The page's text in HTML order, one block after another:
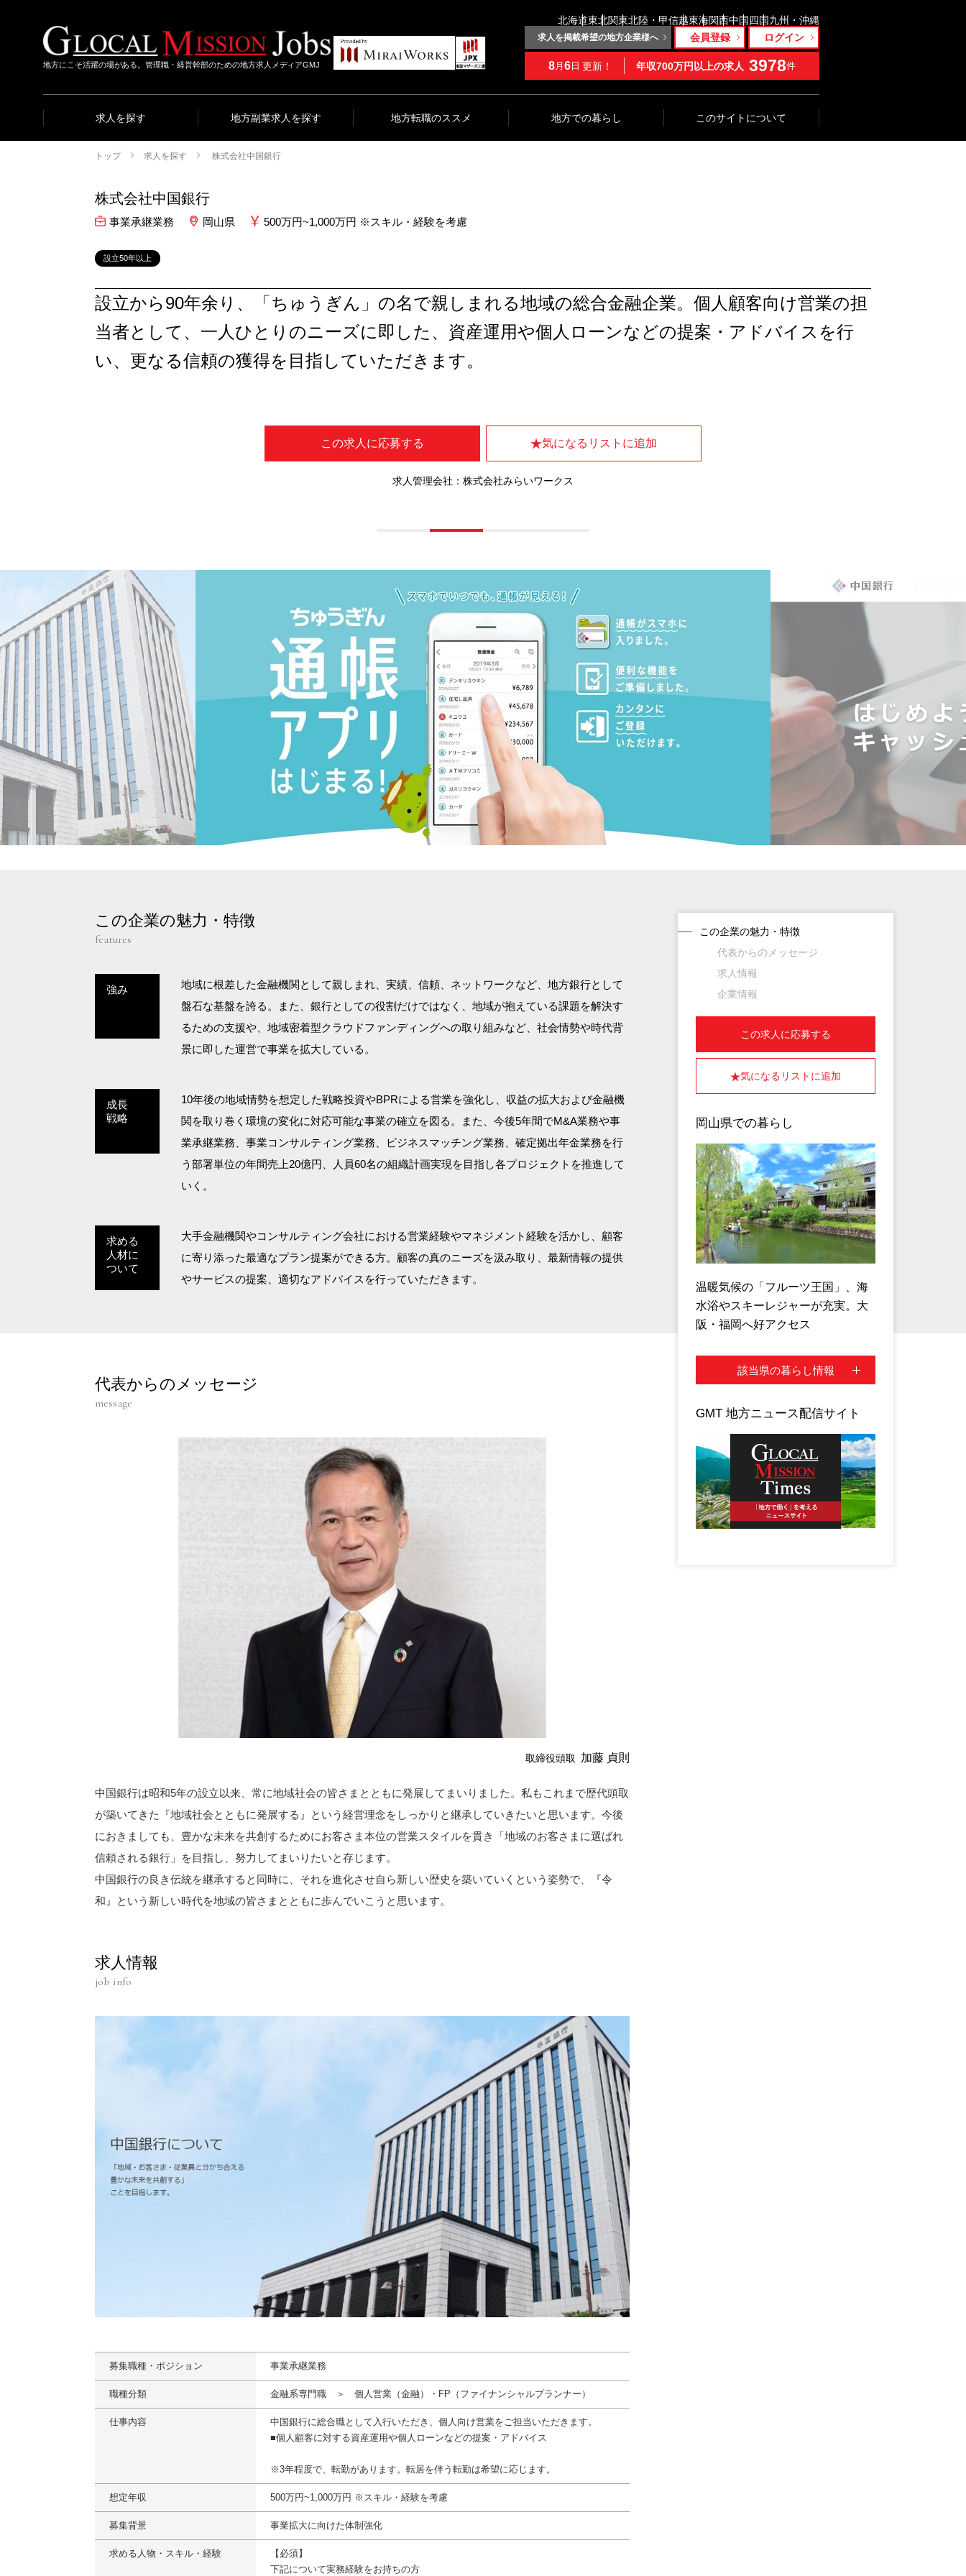
地方にこそ活躍の場がある。管理職・経営幹部のための地方求人メディアGMJ
北海道東北関東北陸・甲信越東海関西中国四国九州・沖縄
求人を掲載希望の地方企業様へ 会員登録 ログイン
8月 6日 更新！ 年収700万円以上の求人 3978件
求人を探す 地方副業求人を探す 地方転職のススメ 地方での暮らし このサイトについて
トップ 求人を探す 株式会社中国銀行
株式会社中国銀行
事業承継業務 岡山県 500万円~1,000万円 ※スキル・経験を考慮
設立50年以上
設立から90年余り、「ちゅうぎん」の名で親しまれる地域の総合金融企業。個人顧客向け営業の担
当者として、一人ひとりのニーズに即した、資産運用や個人ローンなどの提案・アドバイスを行
い、更なる信頼の獲得を目指していただきます。
この求人に応募する 気になるリストに追加
求人管理会社：株式会社みらいワークス
この企業の魅力・特徴
features
強み
地域に根差した金融機関として親しまれ、実績、信頼、ネットワークなど、地方銀行として
盤石な基盤を誇る。また、銀行としての役割だけではなく、地域が抱えている課題を解決す
るための支援や、地域密着型クラウドファンディングへの取り組みなど、社会情勢や時代背
景に即した運営で事業を拡大している。
成長
戦略
10年後の地域情勢を想定した戦略投資やBPRによる営業を強化し、収益の拡大および金融機
関を取り巻く環境の変化に対応可能な事業の確立を図る。また、今後5年間でM&A業務や事
業承継業務、事業コンサルティング業務、ビジネスマッチング業務、確定拠出年金業務を行
う部署単位の年間売上20億円、人員60名の組織計画実現を目指し各プロジェクトを推進して
いく。
求める
人材に
ついて
大手金融機関やコンサルティング会社における営業経験やマネジメント経験を活かし、顧客
に寄り添った最適なプラン提案ができる方。顧客の真のニーズを汲み取り、最新情報の提供
やサービスの提案、適切なアドバイスを行っていただきます。
代表からのメッセージ
message
取締役頭取 加藤 貞則
中国銀行は昭和5年の設立以来、常に地域社会の皆さまとともに発展してまいりました。私もこれまで歴代頭取
が築いてきた『地域社会とともに発展する』という経営理念をしっかりと継承していきたいと思います。今後
におきましても、豊かな未来を共創するためにお客さま本位の営業スタイルを貫き「地域のお客さまに選ばれ
信頼される銀行」を目指し、努力してまいりたいと存じます。
中国銀行の良き伝統を継承すると同時に、それを進化させ自ら新しい歴史を築いていくという姿勢で、『令
和』という新しい時代を地域の皆さまとともに歩んでいこうと思います。
求人情報
job info
募集職種・ポジション 事業承継業務
職種分類 金融系専門職 ＞ 個人営業（金融）・FP（ファイナンシャルプランナー）
仕事内容
中国銀行に総合職として入行いただき、個人向け営業をご担当いただきます。
■個人顧客に対する資産運用や個人ローンなどの提案・アドバイス
※3年程度で、転勤があります。転居を伴う転勤は希望に応じます。
想定年収 500万円~1,000万円 ※スキル・経験を考慮
募集背景 事業拡大に向けた体制強化
求める人物・スキル・経験
【必須】
下記について実務経験をお持ちの方
この企業の魅力・特徴
代表からのメッセージ
求人情報
企業情報
この求人に応募する
気になるリストに追加
岡山県での暮らし
温暖気候の「フルーツ王国」、海
水浴やスキーレジャーが充実。大
阪・福岡へ好アクセス
該当県の暮らし情報
GMT 地方ニュース配信サイト